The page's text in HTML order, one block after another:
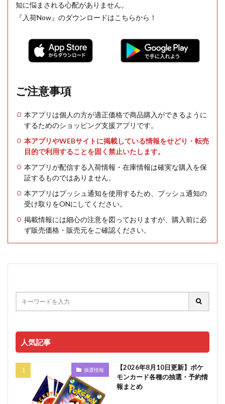
知に悩まされる心配がありません。
『入荷Now』のダウンロードはこちらから！
ご注意事項
本アプリは個人の方が適正価格で商品購入ができるように
するためのショッピング支援アプリです。
本アプリやWEBサイトに掲載している情報をせどり・転売
目的で利用することを固く禁止いたします。
本アプリが配信する入荷情報・在庫情報は確実な購入を保
証するものではありません。
本アプリはプッシュ通知を使用するため、プッシュ通知の
受け取りをONにしてください。
掲載情報には細心の注意を図っておりますが、購入前に必
ず販売価格・販売元をご確認ください。
人気記事
抽選情報
【2026年8月10日更新】ポケ
モンカード各種の抽選・予約情
報まとめ